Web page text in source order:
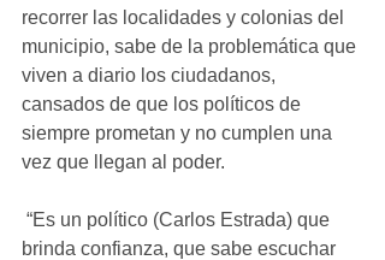
recorrer las localidades y colonias del
municipio, sabe de la problemática que
viven a diario los ciudadanos,
cansados de que los políticos de
siempre prometan y no cumplen una
vez que llegan al poder.
brinda confianza, que sabe escuchar